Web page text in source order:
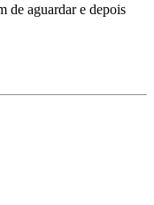
de aguardar e depois